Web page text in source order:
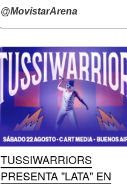
@MovistarArena
TUSSIWARRIORS
PRESENTA "LATA" EN